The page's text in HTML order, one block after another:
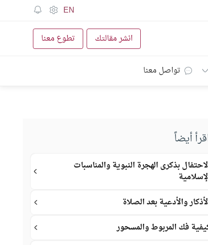
EN
انشر مقالتك تطوع معنا
تواصل معنا
أيضاً
بذكرى الهجرة النبوية والمناسبات
والأدعية بعد الصلاة
فك المربوط والمسحور